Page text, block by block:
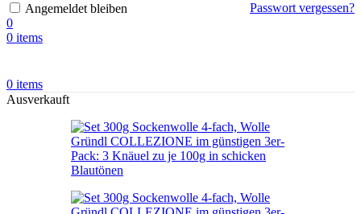
Passwort vergessen?
Angemeldet bleiben
0
0 items
0 items
Ausverkauft